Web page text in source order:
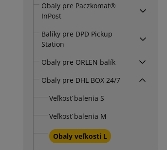
Obaly pre Paczkomat®
InPost
Balíky pre DPD Pickup
Station
Obaly pre ORLEN balík
Obaly pre DHL BOX 24/7
Veľkosť balenia S
Veľkosť balenia M
Obaly veľkosti L